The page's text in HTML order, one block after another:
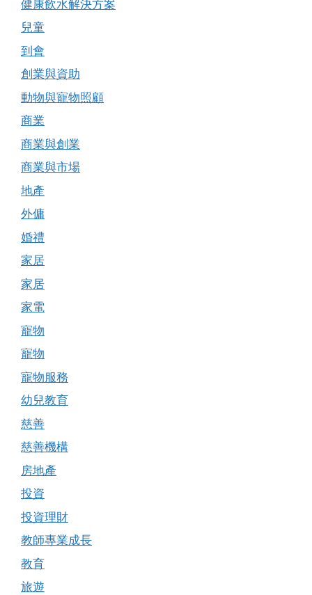
健康飲水解決方案
兒童
到會
創業與資助
動物與寵物照顧
商業
商業與創業
商業與市場
地產
外傭
婚禮
家居
家居
家電
寵物
寵物
寵物服務
幼兒教育
慈善
慈善機構
房地產
投資
投資理財
教師專業成長
教育
旅遊